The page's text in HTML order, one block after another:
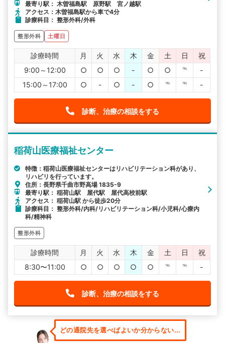
最寄り駅： 木曽福島駅 原野駅 宮ノ越駅
アクセス：木曽福島駅から車で4分
診療科目： 整形外科/外科
整形外科 土曜日
診療時間 月 火 水 木 金 土 日
祝
9:00～12:00
○ ○ ○ - ○ ○ ℡
-
15:00～17:00
○ - ○ - ○ ℡ ℡ -
診断、治療の相談をする
稲荷山医療福祉センター
特徴：稲荷山医療福祉センターはリハビリテーション科があり、
リハビリを行っています。
住所：長野県千曲市野高場 1835-9
最寄り駅： 稲荷山駅 屋代駅 屋代高校前駅
アクセス： 稲荷山駅 から徒歩20分
診療科目： 整形外科/内科/リハビリテーション科/小児科/心療内
科/精神科
整形外科
診療時間 月 火 水 木 金 土 日
祝
8:30〜11:00
○ ○ ○ ○ ○ ℡ ℡ -
診断、治療の相談をする
どの通院先を選べばよいか分からない...